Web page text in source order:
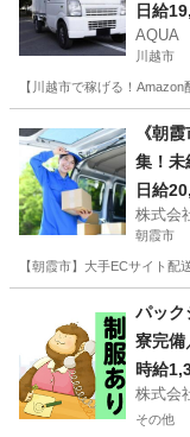
日給
AQUA
川越市
【川越市で稼げる！
ドライ
《朝
集！未
日給
株式会
朝霞市
【朝霞市】大手ECサイト
ドライ
パック
寮完備
時給
株式会
その他